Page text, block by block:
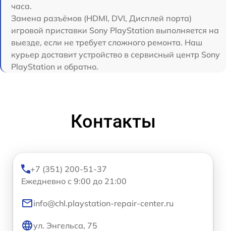
часа.
Замена разъёмов (HDMI, DVI, Дисплей порта)
игровой приставки Sony PlayStation выполняется на
выезде, если не требует сложного ремонта. Наш
курьер доставит устройство в сервисный центр Sony
PlayStation и обратно.
Контакты
+7 (351) 200-51-37
Ежедневно с 9:00 до 21:00
info@chl.playstation-repair-center.ru
ул. Энгельса, 75